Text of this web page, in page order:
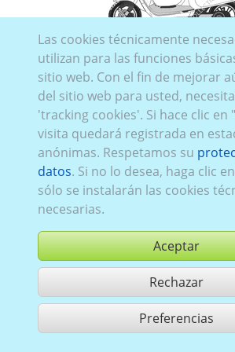
Piag_011:todo eléctrico,
comprar
compartir 1 aciertos
Utilización de acuerdo con las condiciones
Las cookies técnicamente
utilizan para las funciones
sitio web. Con el fin de mejorar
del sitio web para usted,
'tracking cookies'. Si hace clic en
visita quedará registrada en
anónimas. Respetamos su
datos. Si no lo desea, haga clic
sólo se instalarán las cookies
necesarias.
Aceptar
Rechazar
Preferencias